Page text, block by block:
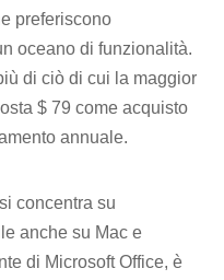
preferiscono
oceano di funzionalità.
di ciò di cui la maggior
$ 79 come acquisto
annuale.
si concentra su
anche su Mac e
di Microsoft Office, è